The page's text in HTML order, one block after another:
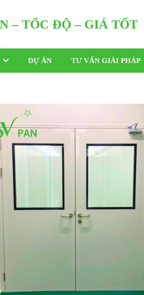
– TỐC ĐỘ – GIÁ TỐT
DỰ ÁN TƯ VẤN GIẢI PHÁP